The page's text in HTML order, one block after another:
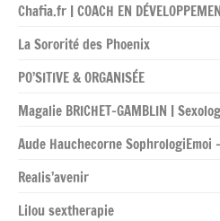
Chafia.fr | COACH EN
La Sororité des Phoenix
PO’SITIVE & ORGANISÉE
Magalie BRICHET-GAMBLIN |
Aude Hauchecorne SophrologiEmoi
Realis’avenir
Lilou sextherapie